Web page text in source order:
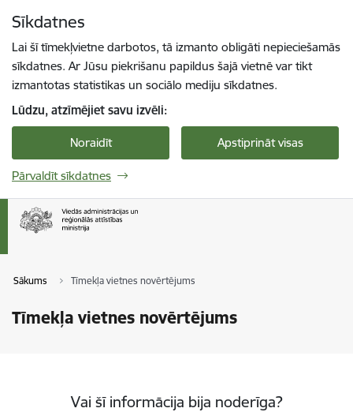
Sīkdatnes
Lai šī tīmekļvietne darbotos, tā izmanto obligāti nepieciešamās
sīkdatnes. Ar Jūsu piekrišanu papildus šajā vietnē var tikt
izmantotas statistikas un sociālo mediju sīkdatnes.
Lūdzu, atzīmējiet savu izvēli:
Noraidīt Apstiprināt visas
Pārvaldīt sīkdatnes
Sākums Tīmekļa vietnes novērtējums
Tīmekļa vietnes novērtējums
Vai šī informācija bija noderīga?